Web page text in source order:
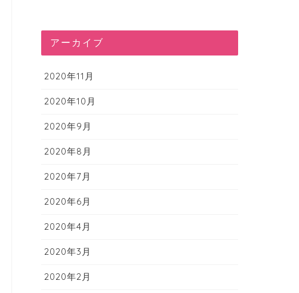
アーカイブ
2020年11月
2020年10月
2020年9月
2020年8月
2020年7月
2020年6月
2020年4月
2020年3月
2020年2月